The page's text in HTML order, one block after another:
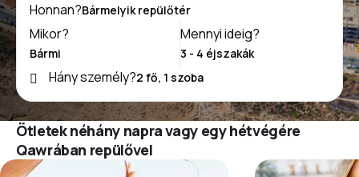
Honnan?
Mikor?
Mennyi ideig?
Hány személy?
Ötletek néhány napra vagy egy hétvégére
Qawrában repülővel